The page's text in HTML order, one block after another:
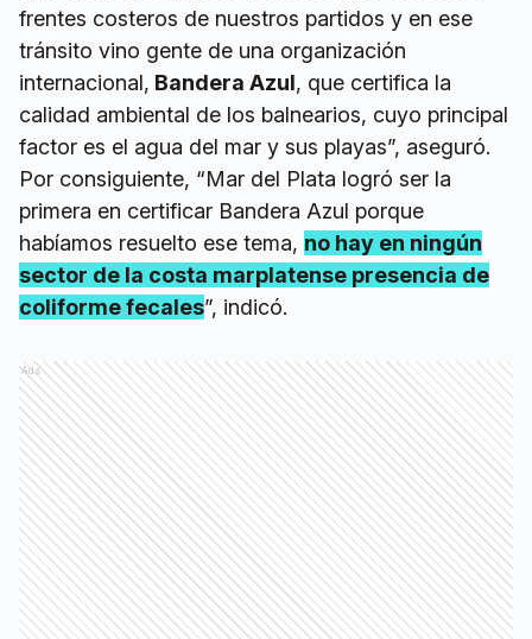
frentes costeros de nuestros partidos y en ese
tránsito vino gente de una organización
internacional, Bandera Azul, que certifica la
calidad ambiental de los balnearios, cuyo principal
factor es el agua del mar y sus playas”, aseguró.
Por consiguiente, “Mar del Plata logró ser la
primera en certificar Bandera Azul porque
habíamos resuelto ese tema, no hay en ningún
sector de la costa marplatense presencia de
coliforme fecales”, indicó.
Ads